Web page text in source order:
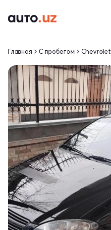
Главная С пробегом Chevrolet